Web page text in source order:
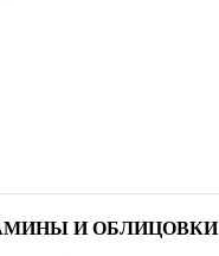
И ОБЛИЦОВКИ